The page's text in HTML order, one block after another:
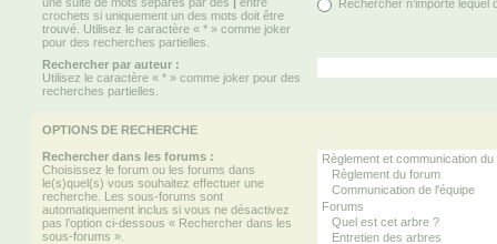
crochets si uniquement un des mots doit être
trouvé. Utilisez le caractère « * » comme joker
pour des recherches partielles.
Rechercher n’importe lequel
Rechercher par auteur :
Utilisez le caractère « * » comme joker pour des
recherches partielles.
OPTIONS DE RECHERCHE
Rechercher dans les forums :
Choisissez le forum ou les forums dans
le(s)quel(s) vous souhaitez effectuer une
recherche. Les sous-forums sont
automatiquement inclus si vous ne désactivez
pas l’option ci-dessous « Rechercher dans les
sous-forums ».